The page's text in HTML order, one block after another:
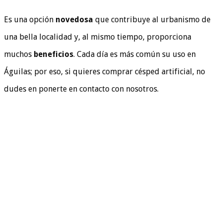
Es una opción novedosa que contribuye al urbanismo de
una bella localidad y, al mismo tiempo, proporciona
muchos beneficios. Cada día es más común su uso en
Águilas; por eso, si quieres comprar césped artificial, no
dudes en ponerte en contacto con nosotros.